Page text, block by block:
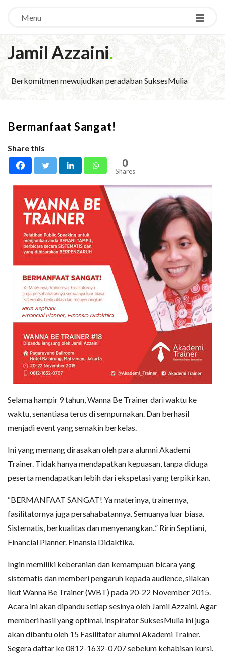
Menu
Jamil Azzaini.
Berkomitmen mewujudkan peradaban SuksesMulia
Bermanfaat Sangat!
Share this
0
Shares
Selama hampir 9 tahun, Wanna Be Trainer dari waktu ke
waktu, senantiasa terus di sempurnakan. Dan berhasil
menjadi event yang semakin berkelas.
Ini yang memang dirasakan oleh para alumni Akademi
Trainer. Tidak hanya mendapatkan kepuasan, tanpa diduga
peserta mendapatkan lebih dari ekspetasi yang terpikirkan.
“BERMANFAAT SANGAT! Ya materinya, trainernya,
fasilitatornya juga persahabatannya. Semuanya luar biasa.
Sistematis, berkualitas dan menyenangkan..” Ririn Septiani,
Financial Planner. Finansia Didaktika.
Ingin memiliki keberanian dan kemampuan bicara yang
sistematis dan memberi pengaruh kepada audience, silakan
ikut Wanna Be Trainer (WBT) pada 20-22 November 2015.
Acara ini akan dipandu setiap sesinya oleh Jamil Azzaini. Agar
memberi hasil yang optimal, inspirator SuksesMulia ini juga
akan dibantu oleh 15 Fasilitator alumni Akademi Trainer.
Segera daftar ke 0812-1632-0707 sebelum kehabisan kursi.